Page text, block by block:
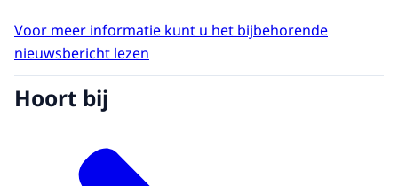
Voor meer informatie kunt u het bijbehorende
nieuwsbericht lezen
Hoort bij